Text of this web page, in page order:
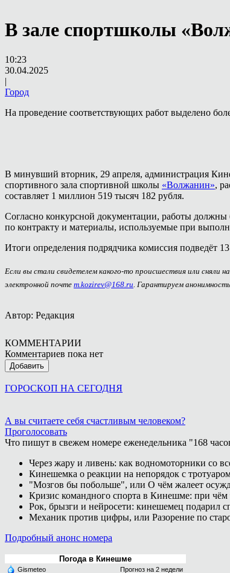
В зале спортшколы
10:23
30.04.2025
|
Город
На проведение соответствующих работ выделено
В минувший вторник, 29 апреля, администрация
спортивного зала спортивной школы «Волжанин»,
составляет 1 миллион 519 тысяч 182 рубля.
Согласно конкурсной документации, работы
по контракту и материалы, используемые при
Итоги определения подрядчика комиссия подведёт
Если вы стали свидетелем какого-то происшествия или
электронной почте m.kozirev@168.ru. Гарантируем
Автор: Редакция
КОММЕНТАРИИ
Комментариев пока нет
Добавить
ГОРОСКОП НА СЕГОДНЯ
А вы считаете себя счастливым человеком?
Проголосовать
Что пишут в свежем номере еженедельника "168
Через жару и ливень: как водномоторники со
Кинешемка о реакции на непорядок с
"Мозгов бы побольше", или О чём жалеет
Кризис командного спорта в Кинешме: при
Рок, брызги и нейросети: кинешемец подарил
Механик против цифры, или Разорение по
Подробный анонс номера
Погода в Кинешме
Gismeteo Прогноз на 2 недели